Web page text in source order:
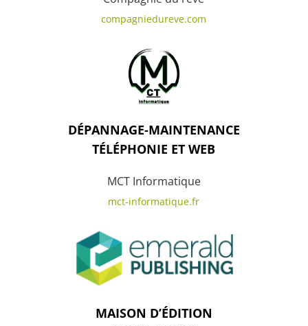
compagniedureve.com
DÉPANNAGE-MAINTENANCE
TÉLÉPHONIE ET WEB
MCT Informatique
mct-informatique.fr
MAISON D’ÉDITION